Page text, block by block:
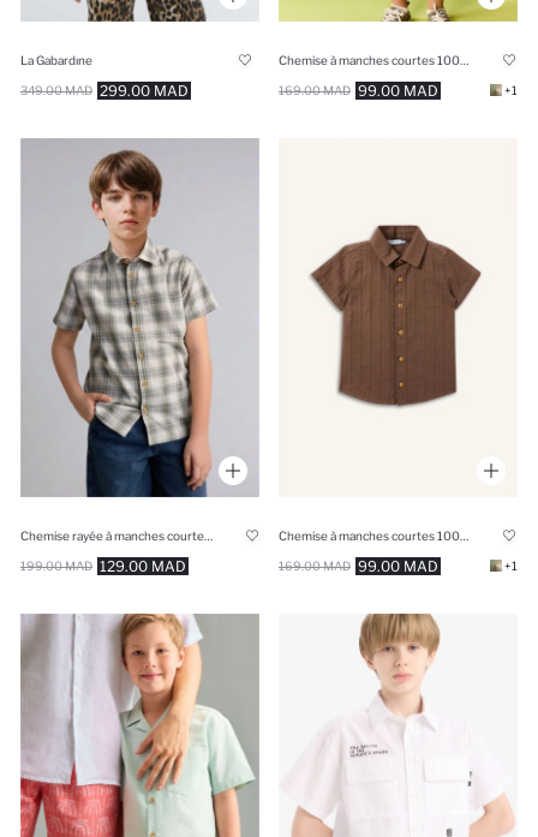
La Gabardıne
299.00 MAD
349.00 MAD 99.00 MAD
169.00 MAD +1
129.00 MAD
199.00 MAD 99.00 MAD
169.00 MAD +1